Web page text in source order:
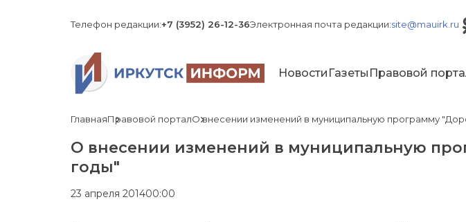
Телефон редакции:+7 (3952) 26-12-36Электронная почта редакции:site@mauirk.ru
Новости Газеты Правовой
ГлавнаяПравовой порталО внесении изменений в муниципальную программу
О внесении изменений в муниципальную
годы"
23 апреля 201400:00